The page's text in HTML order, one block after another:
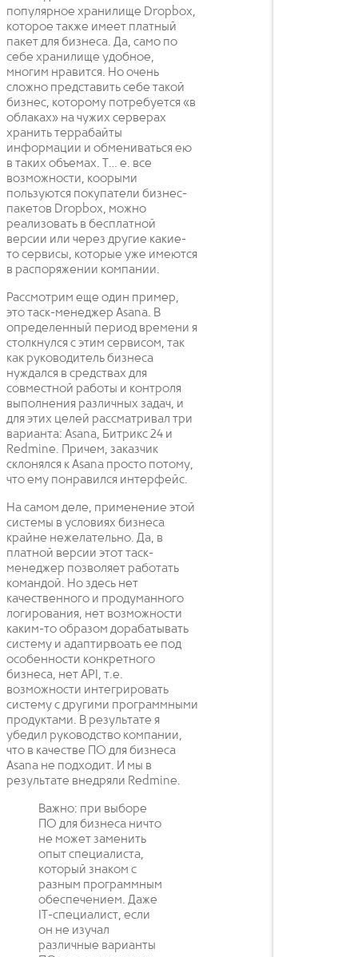
популярное хранилище Dropbox,
которое также имеет платный
пакет для бизнеса. Да, само по
себе хранилище удобное,
многим нравится. Но очень
сложно представить себе такой
бизнес, которому потребуется «в
облаках» на чужих серверах
хранить террабайты
информации и обмениваться ею
в таких объемах. Т… е. все
возможности, коорыми
пользуются покупатели бизнес-
пакетов Dropbox, можно
реализовать в бесплатной
версии или через другие какие-
то сервисы, которые уже имеются
в распоряжении компании.
Рассмотрим еще один пример,
это таск-менеджер Asana. В
определенный период времени я
столкнулся с этим сервисом, так
как руководитель бизнеса
нуждался в средствах для
совместной работы и контроля
выполнения различных задач, и
для этих целей рассматривал три
варианта: Asana, Битрикс 24 и
Redmine. Причем, заказчик
склонялся к Asana просто потому,
что ему понравился интерфейс.
На самом деле, применение этой
системы в условиях бизнеса
крайне нежелательно. Да, в
платной версии этот таск-
менеджер позволяет работать
командой. Но здесь нет
качественного и продуманного
логирования, нет возможности
каким-то образом дорабатывать
систему и адаптирвоать ее под
особенности конкретного
бизнеса, нет API, т.е.
возможности интегрировать
систему с другими программными
продуктами. В результате я
убедил руководство компании,
что в качестве ПО для бизнеса
Asana не подходит. И мы в
результате внедряли Redmine.
Важно: при выборе
ПО для бизнеса ничто
не может заменить
опыт специалиста,
который знаком с
разным программным
обеспечением. Даже
IT-специалист, если
он не изучал
различные варианты